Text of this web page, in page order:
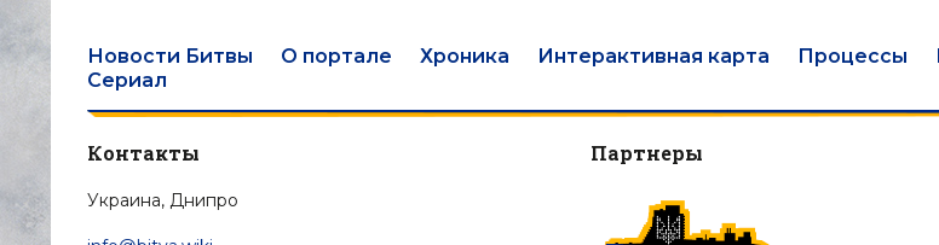
Новости Битвы О портале Хроника Интерактивная карта Процессы
Сериал
Контакты
Украина, Днипро
Партнеры